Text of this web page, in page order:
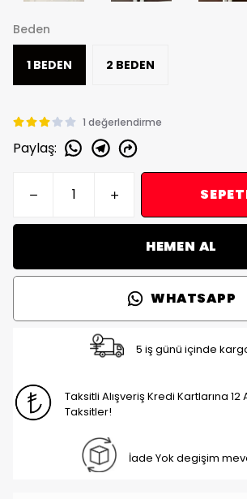
Beden
1 BEDEN 2 BEDEN
1 değerlendirme
Paylaş:
HEMEN AL
WHATSAPP
5 iş günü içinde
Taksitli Alışveriş Kredi Kartlarına
Taksitler!
İade Yok degişim